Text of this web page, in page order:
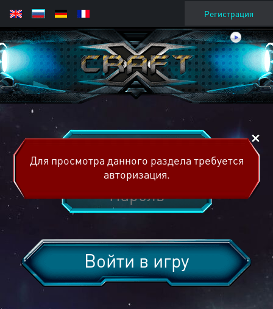
Регистрация
Войти в игру
Для просмотра данного раздела требуется
авторизация.